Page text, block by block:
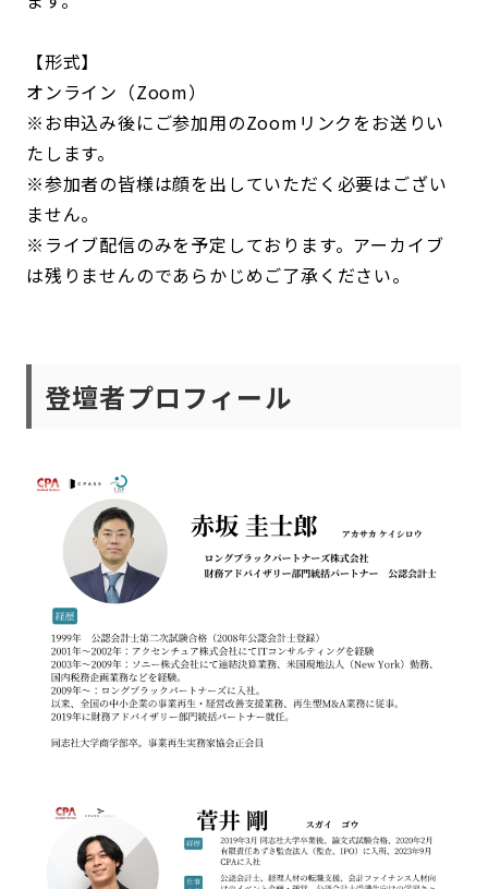
【形式】
オンライン（Zoom）
※お申込み後にご参加用のZoomリンクをお送りい
たします。
※参加者の皆様は顔を出していただく必要はござい
ません。
※ライブ配信のみを予定しております。アーカイブ
は残りませんのであらかじめご了承ください。
登壇者プロフィール